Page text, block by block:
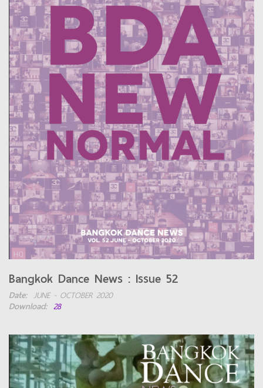
Bangkok Dance News : Issue 52
Date: JUNE - OCTOBER 2020
Download: 28